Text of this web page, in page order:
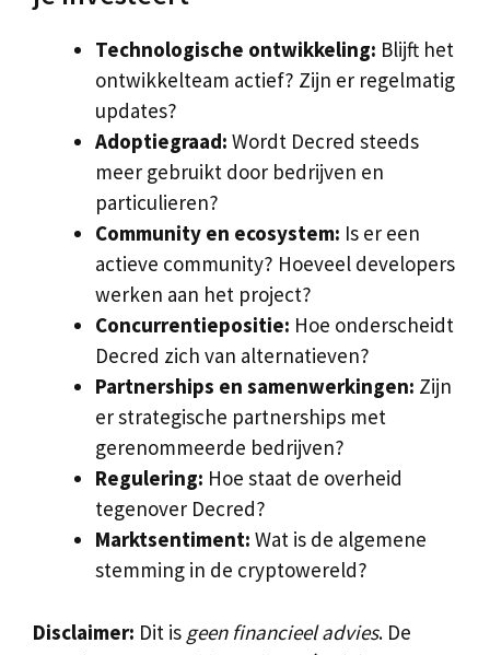
Technologische ontwikkeling: Blijft het
ontwikkelteam actief? Zijn er regelmatig
updates?
Adoptiegraad: Wordt Decred steeds
meer gebruikt door bedrijven en
particulieren?
Community en ecosystem: Is er een
actieve community? Hoeveel developers
werken aan het project?
Concurrentiepositie: Hoe onderscheidt
Decred zich van alternatieven?
Partnerships en samenwerkingen: Zijn
er strategische partnerships met
gerenommeerde bedrijven?
Regulering: Hoe staat de overheid
tegenover Decred?
Marktsentiment: Wat is de algemene
stemming in de cryptowereld?
Disclaimer: Dit is geen financieel advies. De